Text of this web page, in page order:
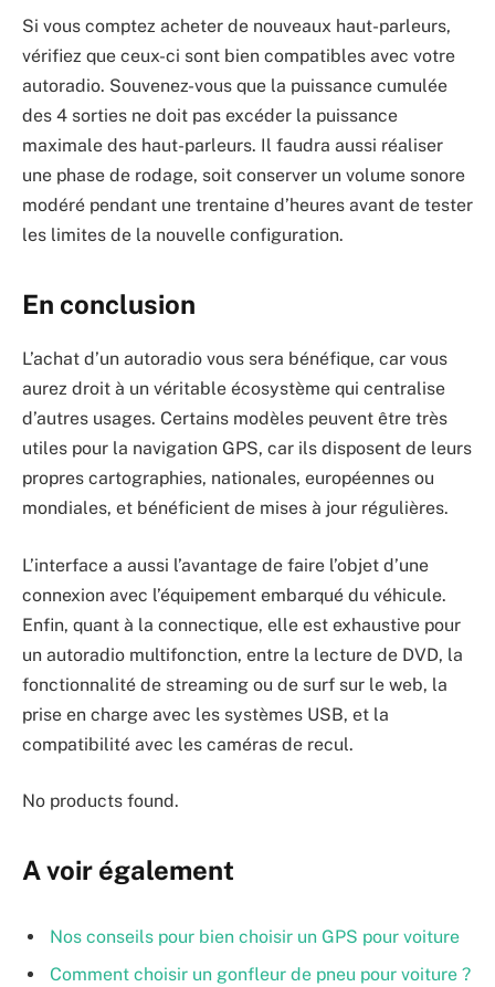
Si vous comptez acheter de nouveaux haut-parleurs,
vérifiez que ceux-ci sont bien compatibles avec votre
autoradio. Souvenez-vous que la puissance cumulée
des 4 sorties ne doit pas excéder la puissance
maximale des haut-parleurs. Il faudra aussi réaliser
une phase de rodage, soit conserver un volume sonore
modéré pendant une trentaine d’heures avant de tester
les limites de la nouvelle configuration.
En conclusion
L’achat d’un autoradio vous sera bénéfique, car vous
aurez droit à un véritable écosystème qui centralise
d’autres usages. Certains modèles peuvent être très
utiles pour la navigation GPS, car ils disposent de leurs
propres cartographies, nationales, européennes ou
mondiales, et bénéficient de mises à jour régulières.
L’interface a aussi l’avantage de faire l’objet d’une
connexion avec l’équipement embarqué du véhicule.
Enfin, quant à la connectique, elle est exhaustive pour
un autoradio multifonction, entre la lecture de DVD, la
fonctionnalité de streaming ou de surf sur le web, la
prise en charge avec les systèmes USB, et la
compatibilité avec les caméras de recul.
No products found.
A voir également
Nos conseils pour bien choisir un GPS pour voiture
Comment choisir un gonfleur de pneu pour voiture ?